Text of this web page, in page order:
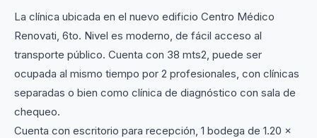
La clínica ubicada en el nuevo edificio Centro Médico
Renovati, 6to. Nivel es moderno, de fácil acceso al
transporte público. Cuenta con 38 mts2, puede ser
ocupada al mismo tiempo por 2 profesionales, con clínicas
separadas o bien como clínica de diagnóstico con sala de
chequeo.
Cuenta con escritorio para recepción, 1 bodega de 1.20 x